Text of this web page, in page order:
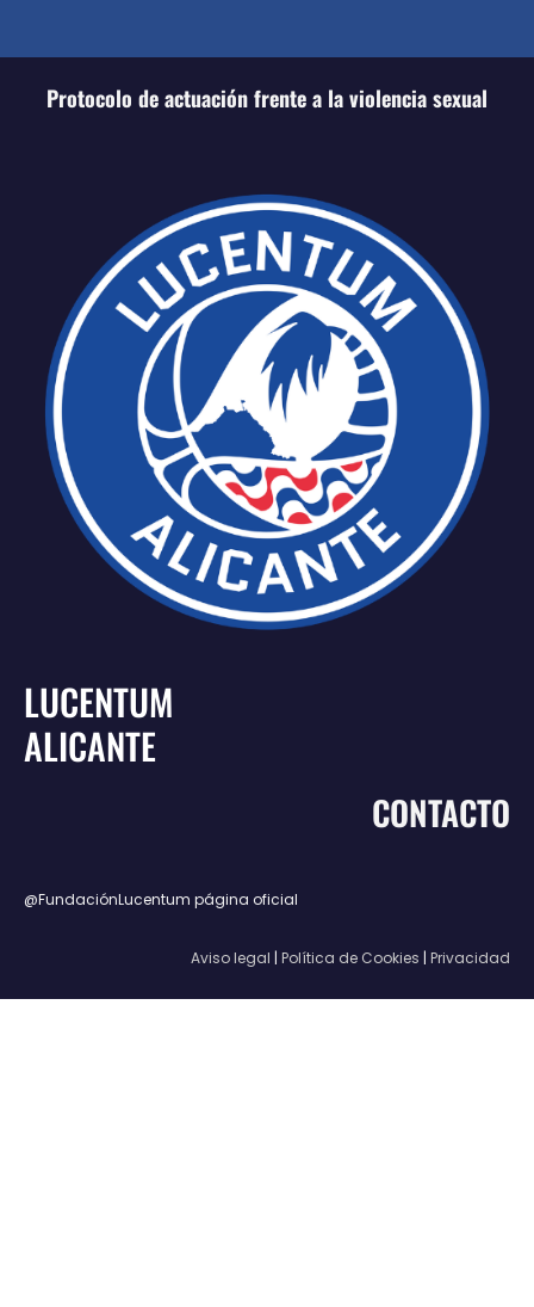
Protocolo de actuación frente a la violencia sexual
LUCENTUM
ALICANTE
CONTACTO
@FundaciónLucentum página oficial
Aviso legal | Política de Cookies | Privacidad